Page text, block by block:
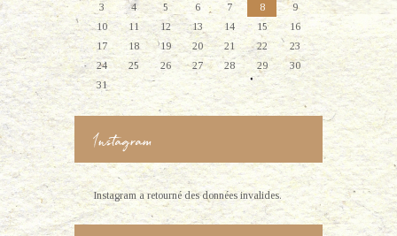
3
4 5 6 7 8
9
10
11 12 13 14 15
16
17
18 19 20 21 22
23
24
25 26 27 28 29
30
31
Instagram
Instagram a retourné des données invalides.